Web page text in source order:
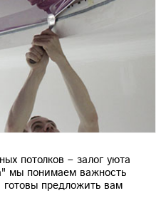
потолков – залог уюта
мы понимаем важность
готовы предложить вам